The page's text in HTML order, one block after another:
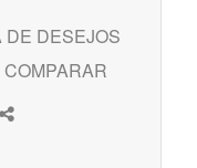
DE DESEJOS